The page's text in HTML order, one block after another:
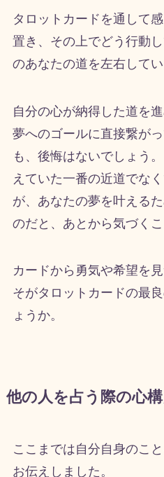
タロットカードを通して
置き、その上でどう行動
のあなたの道を左右してい
自分の心が納得した道を
夢へのゴールに直接繋が
も、後悔はないでしょう
えていた一番の近道でな
が、あなたの夢を叶える
のだと、あとから気づく
カードから勇気や希望を
そがタロットカードの最
ょうか。
他の人を占う際の心構
ここまでは自分自身のこ
お伝えしました。